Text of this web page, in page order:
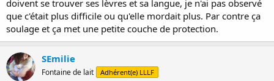
doivent se trouver ses lèvres et sa langue, je n'ai pas observé
que c'était plus difficile ou qu'elle mordait plus. Par contre ça
soulage et ça met une petite couche de protection.
SEmilie
Fontaine de lait Adhérent(e) LLLF